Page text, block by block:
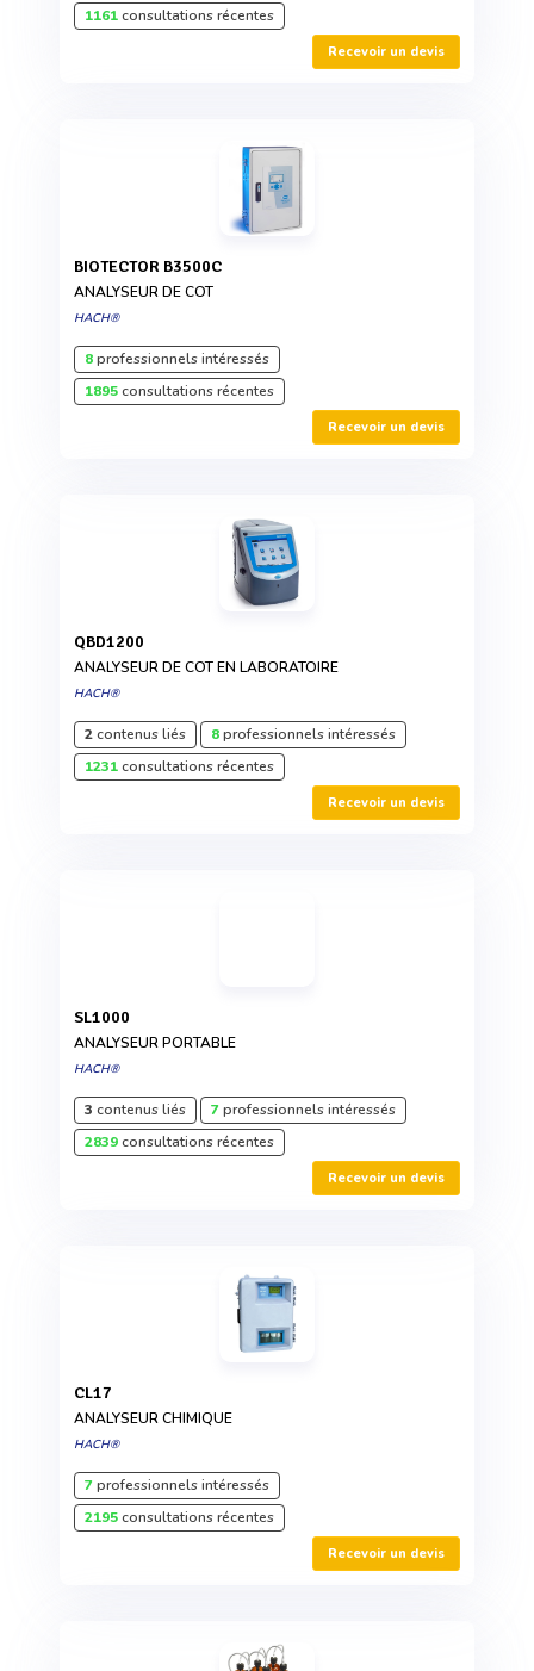
1161consultations récentes
Recevoir un devis
BIOTECTOR B3500C
ANALYSEUR DE COT
HACH®
8professionnels intéressés
1895consultations récentes
Recevoir un devis
QBD1200
ANALYSEUR DE COT EN LABORATOIRE
HACH®
2contenus liés 8professionnels intéressés
1231consultations récentes
Recevoir un devis
SL1000
ANALYSEUR PORTABLE
HACH®
3 contenus liés 7professionnels intéressés
2839consultations récentes
Recevoir un devis
CL17
ANALYSEUR CHIMIQUE
HACH®
7professionnels intéressés
2195consultations récentes
Recevoir un devis